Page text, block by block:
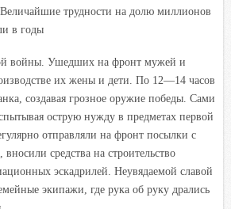
трудности на долю миллионов
в годы
войны. Ушедших на фронт мужей и
их жены и дети. По 12—14 часов
создавая грозное оружие победы. Сами
острую нужду в предметах первой
отправляли на фронт посылки с
средства на строительство
эскадрилей. Неувядаемой славой
экипажи, где рука об руку дрались